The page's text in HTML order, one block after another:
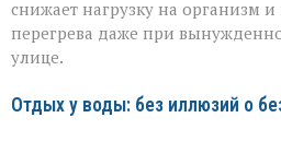
снижает нагрузку на организм и
перегрева даже при
улице.
Отдых у воды: без иллюзий о